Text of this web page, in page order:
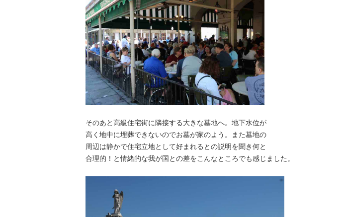
そのあと高級住宅街に隣接する大きな墓地へ。地下水位が
高く地中に埋葬できないのでお墓が家のよう。また墓地の
周辺は静かで住宅立地として好まれるとの説明を聞き何と
合理的！と情緒的な我が国との差をこんなところでも感じました。